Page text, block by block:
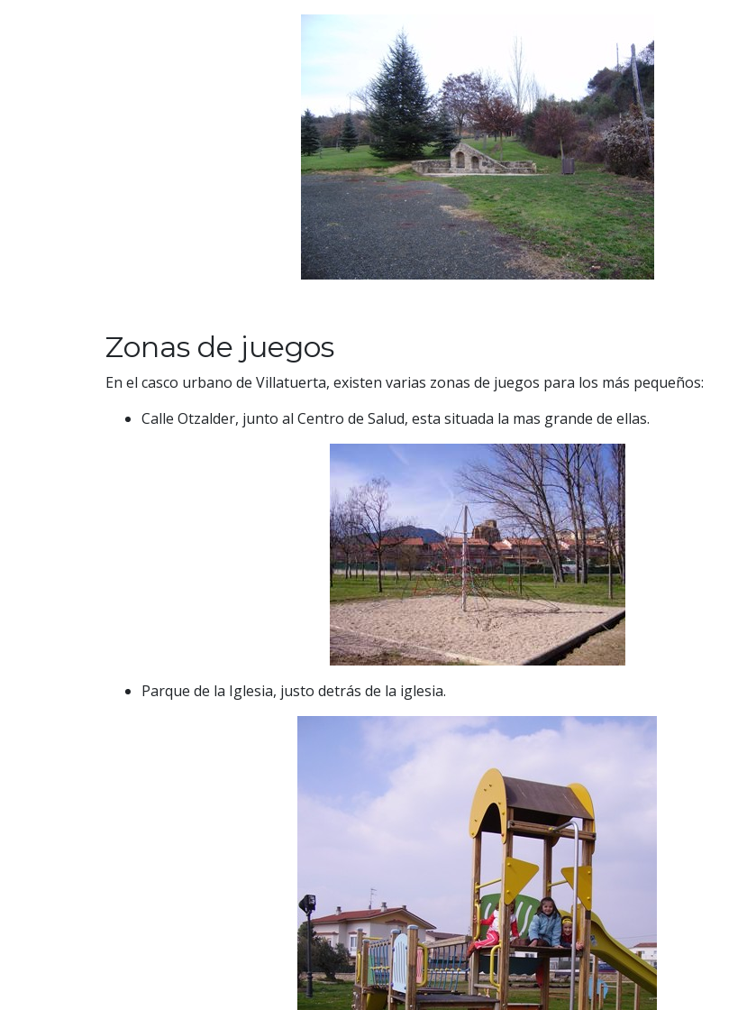
Zonas de juegos
En el casco urbano de Villatuerta, existen varias zonas de juegos para los más pequeños:
Calle Otzalder, junto al Centro de Salud, esta situada la mas grande de ellas.
Parque de la Iglesia, justo detrás de la iglesia.